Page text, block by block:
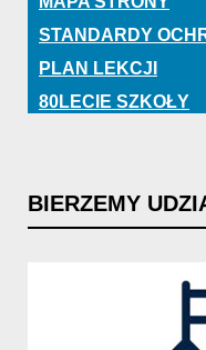
STANDARDY
PLAN LEKCJI
80LECIE SZKOŁY
BIERZEMY